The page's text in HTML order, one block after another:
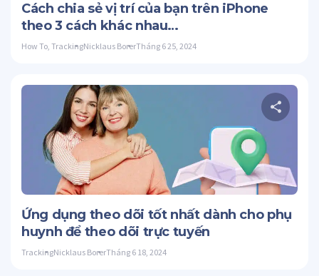
Cách chia sẻ vị trí của bạn trên iPhone
theo 3 cách khác nhau…
How To TrackingNicklaus BorerTháng 6 25, 2024
Twitter
Ứng dụng theo dõi tốt nhất dành cho phụ
huynh để theo dõi trực tuyến
TrackingNicklaus BorerTháng 6 18, 2024